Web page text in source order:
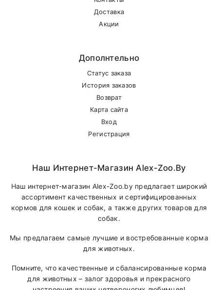
Доставка
Акции
Дополнтельно
Статус заказа
История заказов
Возврат
Карта сайта
Вход
Регистрация
Наш Интернет-Магазин Alex-Zoo.by
Наш интернет-магазин Alex-Zoo.by предлагает широкий
ассортимент качественных и сертифицированных
кормов для кошек и собак, а также других товаров для
собак.
Мы предлагаем самые лучшие и востребованные корма
для животных.
Помните, что качественные и сбалансированные корма
для животных – залог здоровья и прекрасного